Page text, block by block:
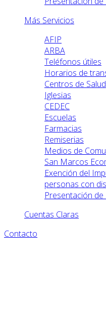
Más Servicios
AFIP
ARBA
Teléfonos útiles
Horarios de
Centros de Salud
Iglesias
CEDEC
Escuelas
Farmacias
Remiserias
Medios de
San Marcos
Exención del
personas con
Presentación de
Cuentas Claras
Contacto